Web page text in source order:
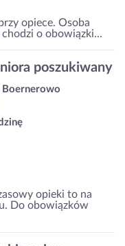
opiece. Osoba
o obowiązki...
poszukiwany
Boernerowo
opieki to na
Do obowiązków